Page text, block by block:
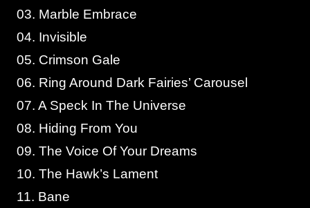
03. Marble Embrace
04. Invisible
05. Crimson Gale
06. Ring Around Dark Fairies’ Carousel
07. A Speck In The Universe
08. Hiding From You
09. The Voice Of Your Dreams
10. The Hawk’s Lament
11. Bane